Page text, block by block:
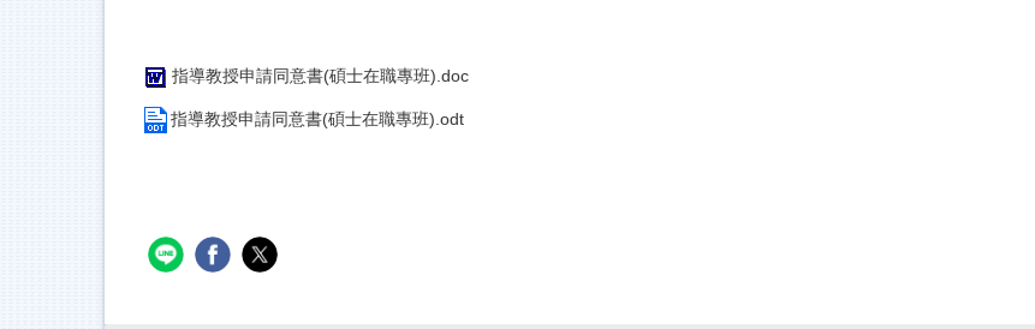
指導教授申請同意書(碩士在職專班).doc
指導教授申請同意書(碩士在職專班).odt